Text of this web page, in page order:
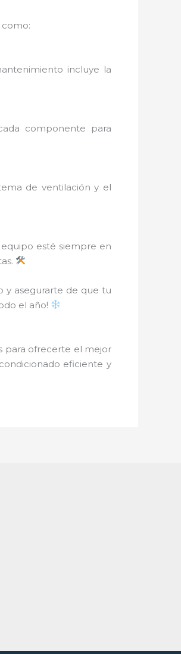
incluye la
componente para
de ventilación y el
esté siempre en
y asegurarte de que tu
el año!
para ofrecerte el mejor
eficiente y